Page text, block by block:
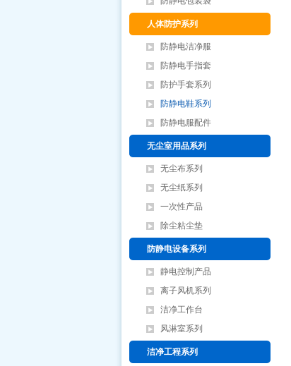
人体防护系列
防静电洁净服
防静电手指套
防护手套系列
防静电鞋系列
防静电服配件
无尘室用品系列
无尘布系列
无尘纸系列
一次性产品
除尘粘尘垫
防静电设备系列
静电控制产品
离子风机系列
洁净工作台
风淋室系列
洁净工程系列